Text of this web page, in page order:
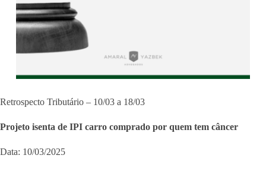
Retrospecto Tributário – 10/03 a 18/03
Projeto isenta de IPI carro comprado por quem tem câncer
Data: 10/03/2025